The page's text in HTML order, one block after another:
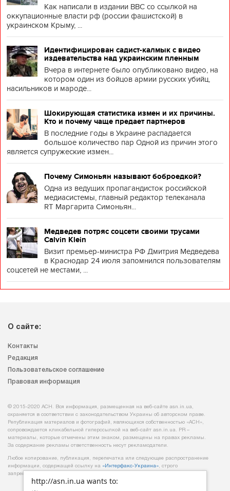
http://asn.in.ua wants to:
Как написали в издании BBC со ссылкой на
оккупационные власти рф (россии фашистской) в
украинском Крыму, ...
Идентифицирован садист-калмык с видео
издевательства над украинским пленным
Вчера в интернете было опубликовано видео, на
котором один из бойцов армии русских убийц,
насильников и мароде...
Шокирующая статистика измен и их причины.
Кто и почему чаще предает партнеров
В последние годы в Украине распадается
большое количество пар Одной из причин этого
является супружеские измен...
Почему Симоньян называют боброедкой?
Одна из ведущих пропагандисток российской
медиасистемы, главный редактор телеканала
RT Маргарита Симоньян...
Медведев потряс соцсети своими трусами
Calvin Klein
Визит премьер-министра РФ Дмитрия Медведева
в Краснодар 24 июля запомнился пользователям
соцсетей не местами, ...
О сайте:
Контакты
Редакция
Пользовательское соглашение
Правовая информация
© 2015-2020 АСН. Вся информация, размещенная на веб-сайте asn.in.ua,
охраняется в соответствии с законодательством Украины об авторском праве.
Републикация материалов и фотографий, являющихся собственностью «АСН»,
сопровождается кликабельной гиперссылкой на веб-сайт asn.іn.ua. PR –
материалы, которые отмечены этим знаком, размещены на правах рекламы.
За содержание рекламы ответственность несут рекламодатели.
Любое копирование, публикация, перепечатка или следующее распространение
информации, содержащей ссылку на «Интерфакс-Украина», строго
запрещается.